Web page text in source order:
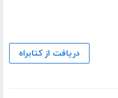
دریافت از کتابراه